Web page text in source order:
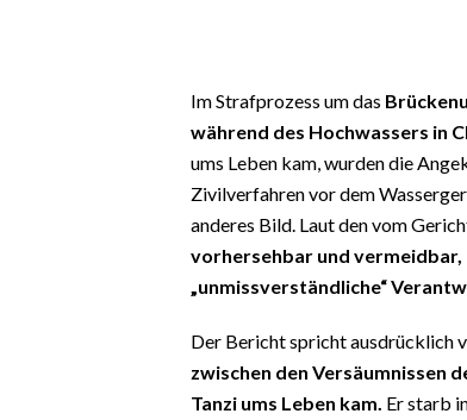
Im Strafprozess um das
während des Hochwassers in
ums Leben kam, wurden die
Zivilverfahren vor dem
anderes Bild. Laut den vom
vorhersehbar und vermeidbar,
„unmissverständliche“
Der Bericht spricht ausdrücklich
zwischen den Versäumnissen
Tanzi ums Leben kam. Er starb